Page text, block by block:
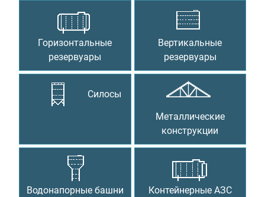
Горизонтальные
резервуары
Вертикальные
резервуары
Силосы
Металлические
конструкции
Водонапорные башни Контейнерные АЗС